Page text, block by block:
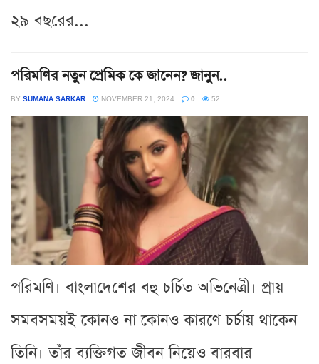
২৯ বছরের...
পরিমণির নতুন প্রেমিক কে জানেন? জানুন..
BY SUMANA SARKAR NOVEMBER 21, 2024 0 52
পরিমণি। বাংলাদেশের বহু চর্চিত অভিনেত্রী। প্রায়
সমবসময়ই কোনও না কোনও কারণে চর্চায় থাকেন
তিনি। তাঁর ব্যক্তিগত জীবন নিয়েও বারবার